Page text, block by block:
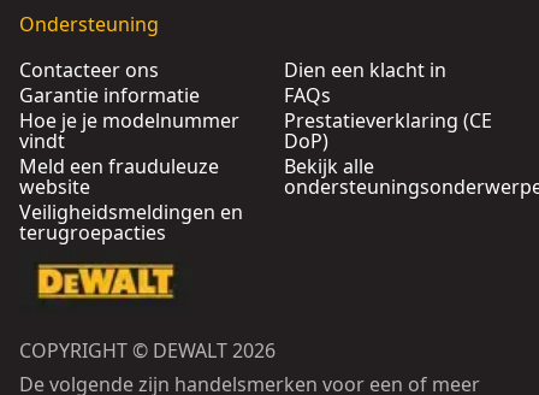
Ondersteuning
Contacteer ons
Garantie informatie
Hoe je je modelnummer
vindt
Meld een frauduleuze
website
Veiligheidsmeldingen en
terugroepacties
Dien een klacht in
FAQs
Prestatieverklaring (CE
DoP)
Bekijk alle
COPYRIGHT © DEWALT 2026
De volgende zijn handelsmerken voor een of meer